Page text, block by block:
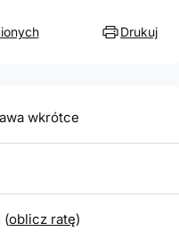
Drukuj
wkrótce
(oblicz ratę)